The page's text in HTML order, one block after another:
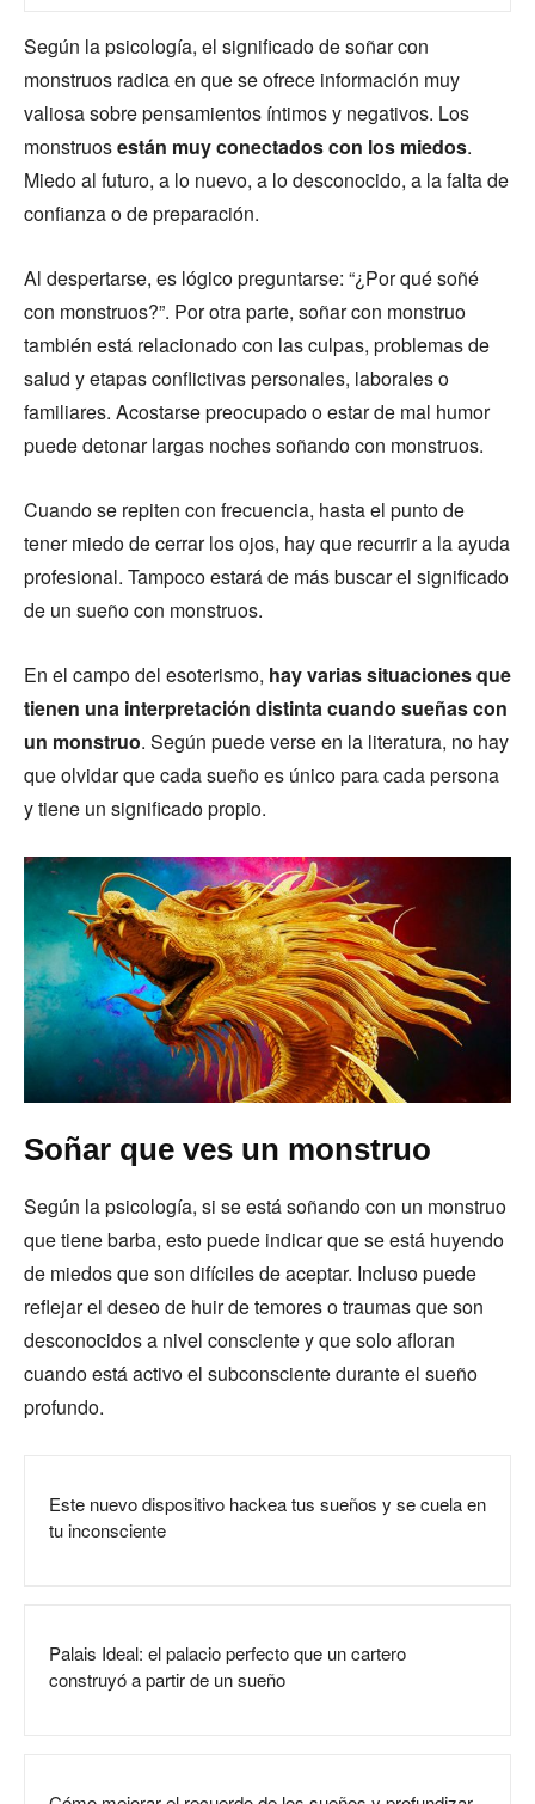
Según la psicología, el significado de soñar con
monstruos radica en que se ofrece información muy
valiosa sobre pensamientos íntimos y negativos. Los
monstruosestán muy conectados con los miedos.
Miedo al futuro, a lo nuevo, a lo desconocido, a la falta de
confianza o de preparación.
Al despertarse, es lógico preguntarse: “¿Por qué soñé
con monstruos?”. Por otra parte, soñar con monstruo
también está relacionado con las culpas, problemas de
salud y etapas conflictivas personales, laborales o
familiares. Acostarse preocupado o estar de mal humor
puede detonar largas noches soñando con monstruos.
Cuando se repiten con frecuencia, hasta el punto de
tener miedo de cerrar los ojos, hay que recurrir a la ayuda
profesional. Tampoco estará de más buscar el significado
de un sueño con monstruos.
En el campo del esoterismo, hay varias situaciones que
tienen una interpretación distinta cuando sueñas con
un monstruo. Según puede verse en la literatura, no hay
que olvidar que cada sueño es único para cada persona
y tiene un significado propio.
Soñar que ves un monstruo
Según la psicología, si se está soñando con un monstruo
que tiene barba, esto puede indicar que se está huyendo
de miedos que son difíciles de aceptar. Incluso puede
reflejar el deseo de huir de temores o traumas que son
desconocidos a nivel consciente y que solo afloran
cuando está activo el subconsciente durante el sueño
profundo.
Este nuevo dispositivo hackea tus sueños y se cuela en
tu inconsciente
Palais Ideal: el palacio perfecto que un cartero
construyó a partir de un sueño